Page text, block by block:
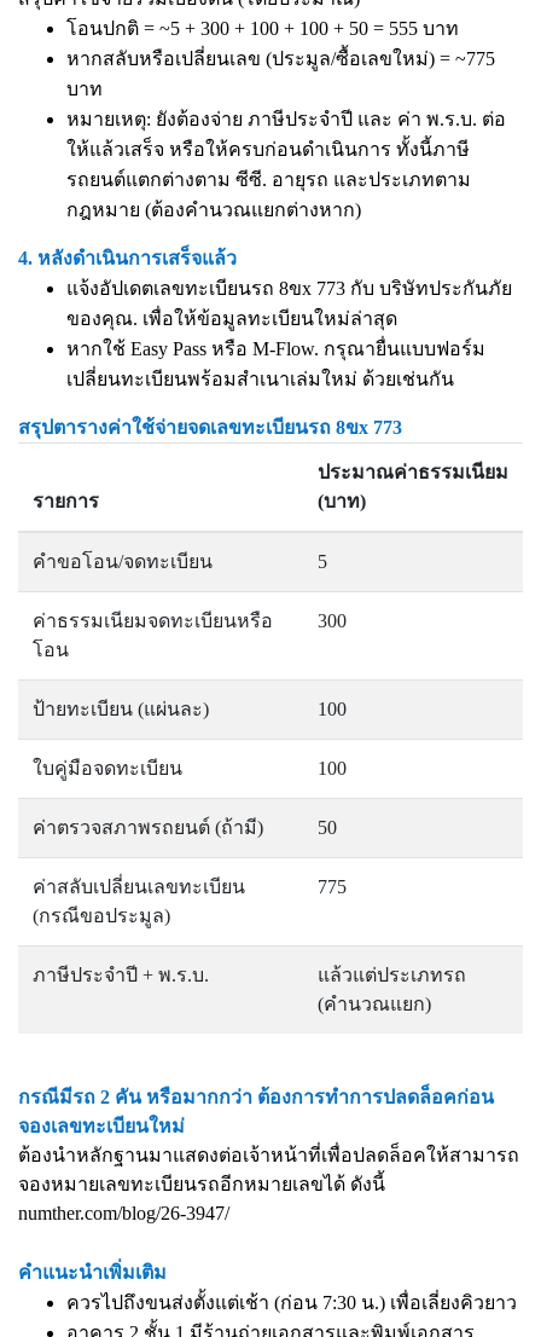
โอนปกติ = ~5 + 300 + 100 + 100 + 50 = 555 บาท
หากสลับหรือเปลี่ยนเลข (ประมูล/ซื้อเลขใหม่) = ~775
บาท
หมายเหตุ: ยังต้องจ่าย ภาษีประจำปี และ ค่า พ.ร.บ. ต่อ
ให้แล้วเสร็จ หรือให้ครบก่อนดำเนินการ ทั้งนี้ภาษี
รถยนต์แตกต่างตาม ซีซี. อายุรถ และประเภทตาม
กฎหมาย (ต้องคำนวณแยกต่างหาก)
4. หลังดำเนินการเสร็จแล้ว
แจ้งอัปเดตเลขทะเบียนรถ 8ขx 773 กับ บริษัทประกันภัย
ของคุณ. เพื่อให้ข้อมูลทะเบียนใหม่ล่าสุด
หากใช้ Easy Pass หรือ M-Flow. กรุณายื่นแบบฟอร์ม
เปลี่ยนทะเบียนพร้อมสำเนาเล่มใหม่ ด้วยเช่นกัน
สรุปตารางค่าใช้จ่ายจดเลขทะเบียนรถ 8ขx 773
รายการ
ประมาณค่าธรรมเนียม
(บาท)
คำขอโอน/จดทะเบียน 5
ค่าธรรมเนียมจดทะเบียนหรือ
โอน
300
ป้ายทะเบียน (แผ่นละ) 100
ใบคู่มือจดทะเบียน 100
ค่าตรวจสภาพรถยนต์ (ถ้ามี) 50
ค่าสลับเปลี่ยนเลขทะเบียน
(กรณีขอประมูล)
775
ภาษีประจำปี + พ.ร.บ.
แล้วแต่ประเภทรถ
(คำนวณแยก)
กรณีมีรถ 2 คัน หรือมากกว่า ต้องการทำการปลดล็อคก่อน
จองเลขทะเบียนใหม่
ต้องนำหลักฐานมาแสดงต่อเจ้าหน้าที่เพื่อปลดล็อคให้สามารถ
จองหมายเลขทะเบียนรถอีกหมายเลขได้ ดังนี้
numther.com/blog/26-3947/
คำแนะนำเพิ่มเติม
ควรไปถึงขนส่งตั้งแต่เช้า (ก่อน 7:30 น.) เพื่อเลี่ยงคิวยาว
อาคาร 2 ชั้น 1 มีร้านถ่ายเอกสารและพิมพ์เอกสาร